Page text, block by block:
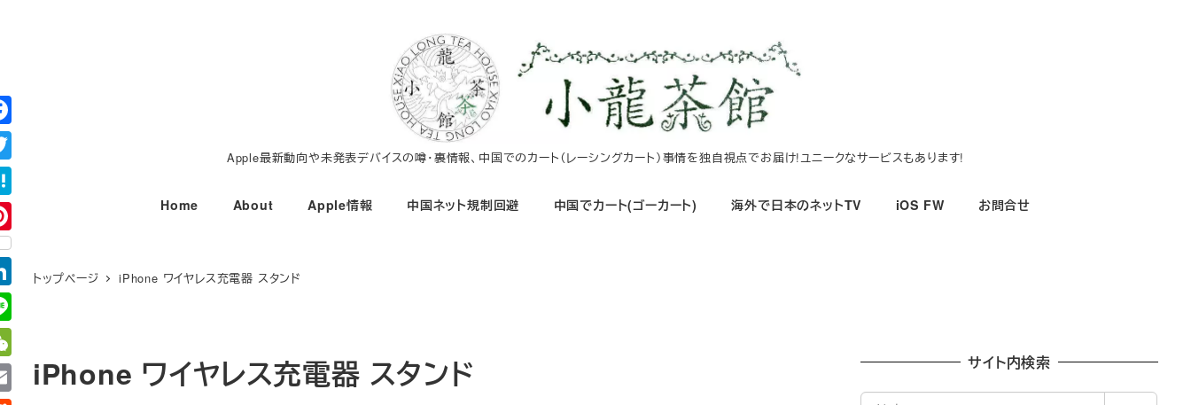
コ
ン
テ
ン
ツ
へ
移
動
Apple最新動向や未発表デバイスの噂・裏情報、中国でのカート（レーシングカート）事情を独自視点でお届け!ユニークなサービスもあります!
Home About Apple情報 中国ネット規制回避 中国でカート(ゴーカート) 海外で日本のネットTV iOS FW お問合せ
トップページ iPhone ワイヤレス充電器 スタンド
iPhone ワイヤレス充電器 スタンド サイト内検索